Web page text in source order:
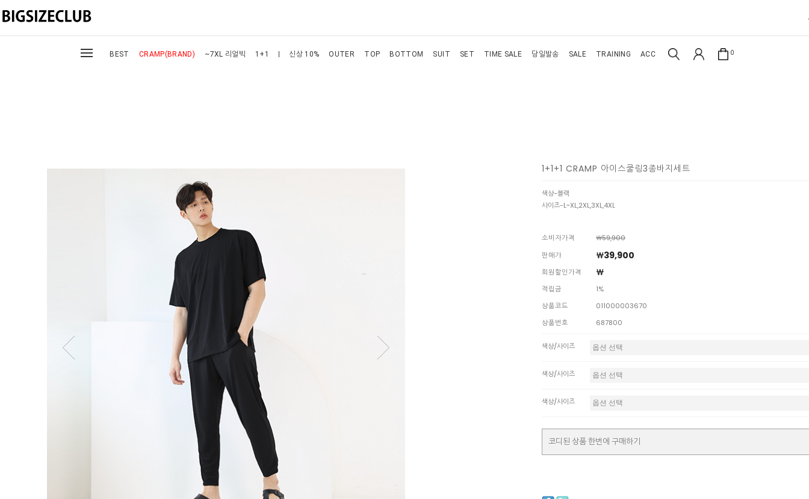
BEST CRAMP(BRAND) ~7XL 리얼빅 1+1 신상 10% OUTER TOP BOTTOM SUIT SET TIME SALE 당일발송 SALE TRAINING ACC 0
1+1+1 CRAMP 아이스쿨링3종바지세트
색상-블랙
사이즈-L~XL,2XL,3XL,4XL
소비자가격
￦59,900
판매가
￦39,900
회원할인가격 ￦
적립금
1%
상품코드
011000003670
상품번호
687800
색상/사이즈
색상/사이즈
색상/사이즈
코디된 상품 한번에 구매하기